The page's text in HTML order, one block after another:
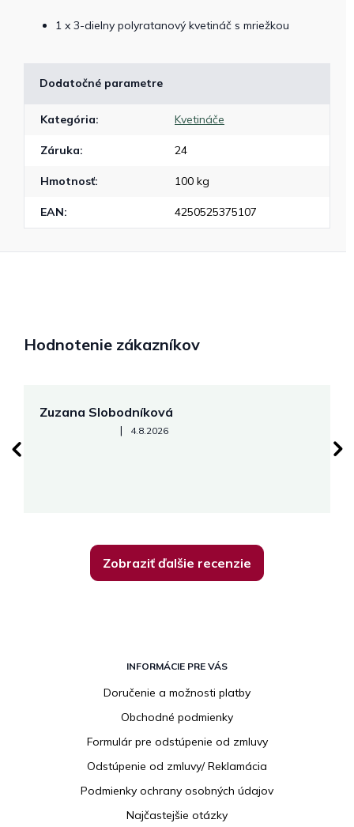
1 x 3-dielny polyratanový kvetináč s mriežkou
Dodatočné parametre
Kategória: Kvetináče
Záruka: 24
Hmotnosť: 100 kg
EAN: 4250525375107
Hodnotenie zákazníkov
Zuzana Slobodníková
Hodnotenie obchodu je 5 z 5 hviezdičiek.
| 4.8.2026
Zobraziť ďalšie recenzie
INFORMÁCIE PRE VÁS
Doručenie a možnosti platby
Obchodné podmienky
Formulár pre odstúpenie od zmluvy
Odstúpenie od zmluvy/ Reklamácia
Podmienky ochrany osobných údajov
Najčastejšie otázky